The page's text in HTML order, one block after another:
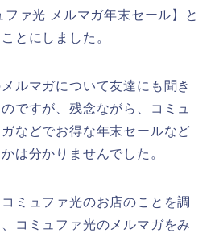
ァ光 メルマガ年末セール】と
とにしました。
ルマガについて友達にも聞き
ですが、残念ながら、コミュ
などでお得な年末セールなど
は分かりませんでした。
ミュファ光のお店のことを調
コミュファ光のメルマガをみ